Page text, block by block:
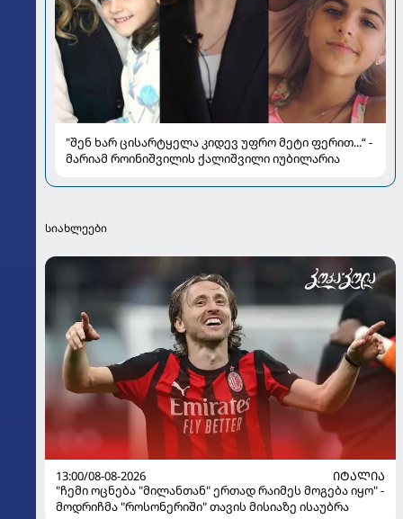
"შენ ხარ ცისარტყელა კიდევ უფრო მეტი ფერით...“ -
მარიამ როინიშვილის ქალიშვილი იუბილარია
სიახლეები
13:00/08-08-2026
ᲘᲢᲐᲚᲘᲐ
"ჩემი ოცნება "მილანთან" ერთად რაიმეს მოგება იყო" -
მოდრიჩმა "როსონერიში" თავის მისიაზე ისაუბრა